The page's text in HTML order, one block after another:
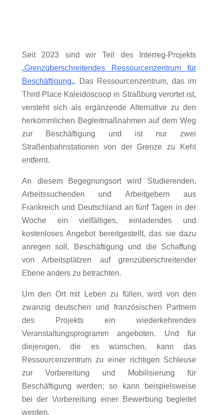
Seit 2023 sind wir Teil des Interreg-Projekts
„Grenzüberschreitendes Ressourcenzentrum für
Beschäftigung„. Das Ressourcenzentrum, das im
Third Place Kaleidoscoop in Straßburg verortet ist,
versteht sich als ergänzende Alternative zu den
herkömmlichen Begleitmaßnahmen auf dem Weg
zur Beschäftigung und ist nur zwei
Straßenbahnstationen von der Grenze zu Kehl
entfernt.
An diesem Begegnungsort wird Studierenden,
Arbeitssuchenden und Arbeitgebern aus
Frankreich und Deutschland an fünf Tagen in der
Woche ein vielfältiges, einladendes und
kostenloses Angebot bereitgestellt, das sie dazu
anregen soll, Beschäftigung und die Schaffung
von Arbeitsplätzen auf grenzüberschreitender
Ebene anders zu betrachten.
Um den Ort mit Leben zu füllen, wird von den
zwanzig deutschen und französischen Partnern
des Projekts ein wiederkehrendes
Veranstaltungsprogramm angeboten. Und für
diejenigen, die es wünschen, kann das
Ressourcenzentrum zu einer richtigen Schleuse
zur Vorbereitung und Mobilisierung für
Beschäftigung werden; so kann beispielsweise
bei der Vorbereitung einer Bewerbung begleitet
werden.